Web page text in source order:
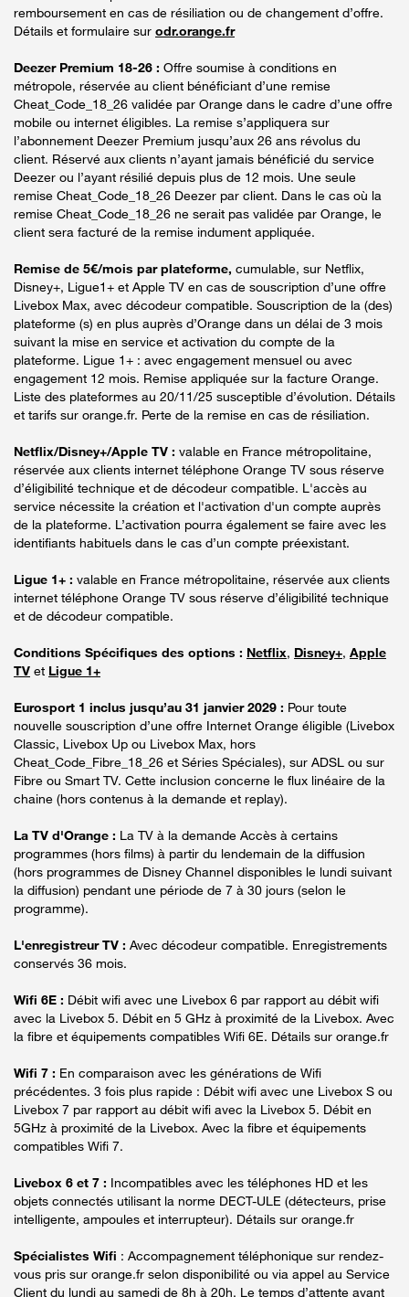
remboursement en cas de résiliation ou de changement d’offre.
Détails et formulaire sur odr.orange.fr
Deezer Premium 18-26 : Offre soumise à conditions en
métropole, réservée au client bénéficiant d’une remise
Cheat_Code_18_26 validée par Orange dans le cadre d’une offre
mobile ou internet éligibles. La remise s’appliquera sur
l’abonnement Deezer Premium jusqu’aux 26 ans révolus du
client. Réservé aux clients n’ayant jamais bénéficié du service
Deezer ou l’ayant résilié depuis plus de 12 mois. Une seule
remise Cheat_Code_18_26 Deezer par client. Dans le cas où la
remise Cheat_Code_18_26 ne serait pas validée par Orange, le
client sera facturé de la remise indument appliquée.
Remise de 5€/mois par plateforme, cumulable, sur Netflix,
Disney+, Ligue1+ et Apple TV en cas de souscription d’une offre
Livebox Max, avec décodeur compatible. Souscription de la (des)
plateforme (s) en plus auprès d’Orange dans un délai de 3 mois
suivant la mise en service et activation du compte de la
plateforme. Ligue 1+ : avec engagement mensuel ou avec
engagement 12 mois. Remise appliquée sur la facture Orange.
Liste des plateformes au 20/11/25 susceptible d’évolution. Détails
et tarifs sur orange.fr. Perte de la remise en cas de résiliation.
Netflix/Disney+/Apple TV : valable en France métropolitaine,
réservée aux clients internet téléphone Orange TV sous réserve
d’éligibilité technique et de décodeur compatible. L'accès au
service nécessite la création et l'activation d'un compte auprès
de la plateforme. L’activation pourra également se faire avec les
identifiants habituels dans le cas d’un compte préexistant.
Ligue 1+ : valable en France métropolitaine, réservée aux clients
internet téléphone Orange TV sous réserve d’éligibilité technique
et de décodeur compatible.
Conditions Spécifiques des options : Netflix, Disney+, Apple
TV et Ligue 1+
Eurosport 1 inclus jusqu’au 31 janvier 2029 : Pour toute
nouvelle souscription d’une offre Internet Orange éligible (Livebox
Classic, Livebox Up ou Livebox Max, hors
Cheat_Code_Fibre_18_26 et Séries Spéciales), sur ADSL ou sur
Fibre ou Smart TV. Cette inclusion concerne le flux linéaire de la
chaine (hors contenus à la demande et replay).
La TV d'Orange : La TV à la demande Accès à certains
programmes (hors films) à partir du lendemain de la diffusion
(hors programmes de Disney Channel disponibles le lundi suivant
la diffusion) pendant une période de 7 à 30 jours (selon le
programme).
L'enregistreur TV : Avec décodeur compatible. Enregistrements
conservés 36 mois.
Wifi 6E : Débit wifi avec une Livebox 6 par rapport au débit wifi
avec la Livebox 5. Débit en 5 GHz à proximité de la Livebox. Avec
la fibre et équipements compatibles Wifi 6E. Détails sur orange.fr
Wifi 7 : En comparaison avec les générations de Wifi
précédentes. 3 fois plus rapide : Débit wifi avec une Livebox S ou
Livebox 7 par rapport au débit wifi avec la Livebox 5. Débit en
5GHz à proximité de la Livebox. Avec la fibre et équipements
compatibles Wifi 7.
Livebox 6 et 7 : Incompatibles avec les téléphones HD et les
objets connectés utilisant la norme DECT-ULE (détecteurs, prise
intelligente, ampoules et interrupteur). Détails sur orange.fr
Spécialistes Wifi : Accompagnement téléphonique sur rendez-
vous pris sur orange.fr selon disponibilité ou via appel au Service
Client du lundi au samedi de 8h à 20h. Le temps d’attente avant